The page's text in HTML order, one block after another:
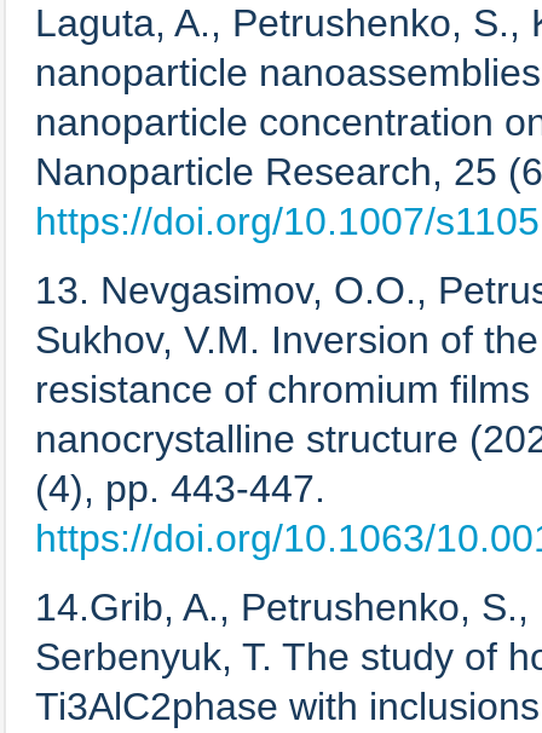
Laguta, A., Petrushenko, S.,
nanoparticle
nanoparticle concentration
Nanoparticle Research, 25
https://doi.org/10.1007/
13. Nevgasimov, O.O.,
Sukhov, V.M. Inversion of
resistance of chromium
nanocrystalline structure
(4), pp. 443-447.
https://doi.org/10.1063/
14.Grib, A., Petrushenko,
Serbenyuk, T. The study of
Ti3AlC2phase with